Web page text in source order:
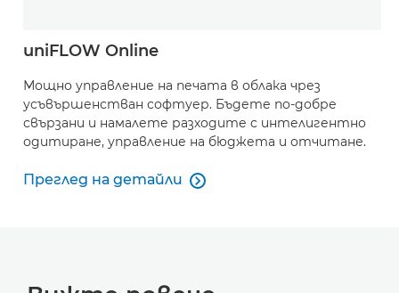
uniFLOW Online
Мощно управление на печата в облака чрез
усъвършенстван софтуер. Бъдете по-добре
свързани и намалете разходите с интелигентно
одитиране, управление на бюджета и отчитане.
Преглед на детайли
Преглед на детайли
